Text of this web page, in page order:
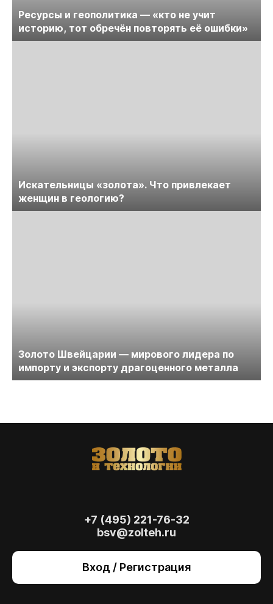
Ресурсы и геополитика — «кто не учит
историю, тот обречён повторять её ошибки»
Искательницы «золота». Что привлекает
женщин в геологию?
Золото Швейцарии — мирового лидера по
импорту и экспорту драгоценного металла
+7 (495) 221-76-32
bsv@zolteh.ru
Вход / Регистрация
также для анализа сайта и улучшения